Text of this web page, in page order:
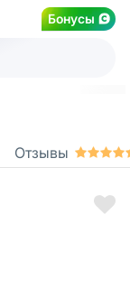
Бонусы
Отзывы